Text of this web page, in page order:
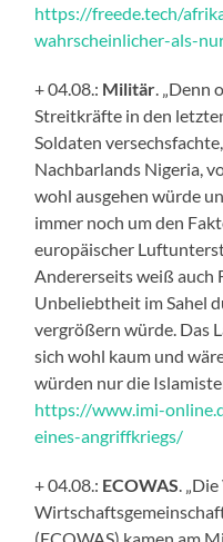
https://freede.tech/
wahrscheinlicher-als-
+ 04.08.: Militär .
Streitkräfte in den
Soldaten
Nachbarlands Nigeria,
wohl ausgehen würde
immer noch um den
europäischer
Andererseits weiß auch
Unbeliebtheit im Sahel
vergrößern würde. Das
sich wohl kaum und
würden nur die
https://www.imi-
eines-angriffkriegs/
+ 04.08.: ECOWAS .
(ECOWAS) kamen am